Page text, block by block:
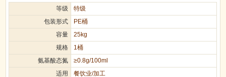
等级 特级
包装形式 PE桶
容量 25kg
规格 1桶
氨基酸态氮 ≥0.8g/100ml
适用 餐饮业/加工